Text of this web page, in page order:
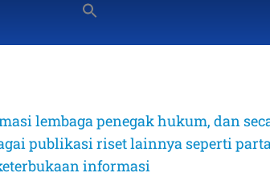
lembaga penegak hukum, dan
publikasi riset lainnya seperti
informasi